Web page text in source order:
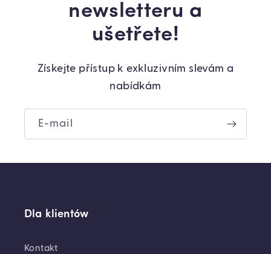
newsletteru a
ušetřete!
Získejte přístup k exkluzivním slevám a
nabídkám
E-mail
Dla klientów
Kontakt